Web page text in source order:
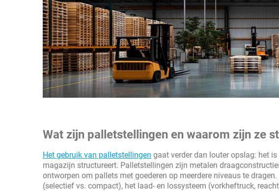
Wat zijn palletstellingen en waarom zijn ze
Het gebruik van palletstellingen gaat verder dan louter opslag: het
magazijn structureert. Palletstellingen zijn metalen
ontworpen om pallets met goederen op meerdere niveaus te
(selectief vs. compact), het laad- en lossysteem (vorkheftruck,